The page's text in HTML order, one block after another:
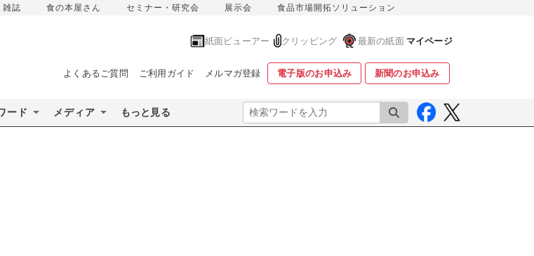
雑誌 食の本屋さん セミナー・研究会 展示会 食品市場開拓ソリューション
紙面ビューアー クリッピング 最新の紙面 マイページ
よくあるご質問 ご利用ガイド メルマガ登録 電子版のお申込み 新聞のお申込み
ード メディア もっと見る 検索